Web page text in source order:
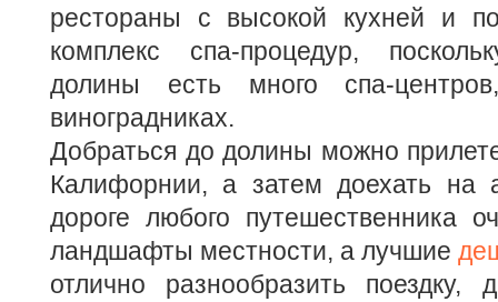
рестораны с высокой кухней и
комплекс спа-процедур,
долины есть много спа-
виноградниках.
Добраться до долины можно
Калифорнии, а затем доехать на
дороге любого путешественника
ландшафты местности, а лучшие
отлично разнообразить